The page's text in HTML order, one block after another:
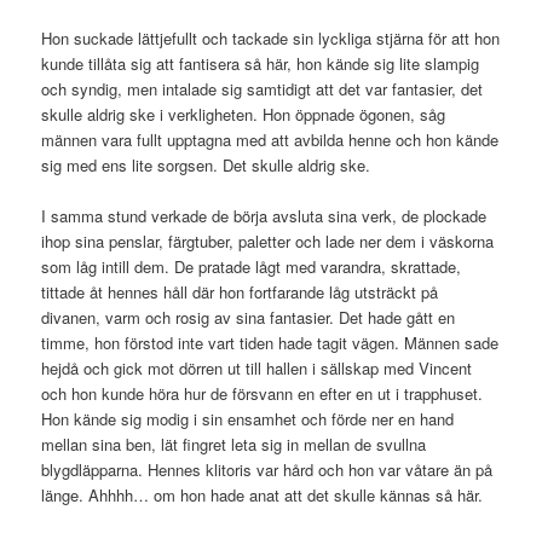
Hon suckade lättjefullt och tackade sin lyckliga stjärna för att hon
kunde tillåta sig att fantisera så här, hon kände sig lite slampig
och syndig, men intalade sig samtidigt att det var fantasier, det
skulle aldrig ske i verkligheten. Hon öppnade ögonen, såg
männen vara fullt upptagna med att avbilda henne och hon kände
sig med ens lite sorgsen. Det skulle aldrig ske.
I samma stund verkade de börja avsluta sina verk, de plockade
ihop sina penslar, färgtuber, paletter och lade ner dem i väskorna
som låg intill dem. De pratade lågt med varandra, skrattade,
tittade åt hennes håll där hon fortfarande låg utsträckt på
divanen, varm och rosig av sina fantasier. Det hade gått en
timme, hon förstod inte vart tiden hade tagit vägen. Männen sade
hejdå och gick mot dörren ut till hallen i sällskap med Vincent
och hon kunde höra hur de försvann en efter en ut i trapphuset.
Hon kände sig modig i sin ensamhet och förde ner en hand
mellan sina ben, lät fingret leta sig in mellan de svullna
blygdläpparna. Hennes klitoris var hård och hon var våtare än på
länge. Ahhhh… om hon hade anat att det skulle kännas så här.